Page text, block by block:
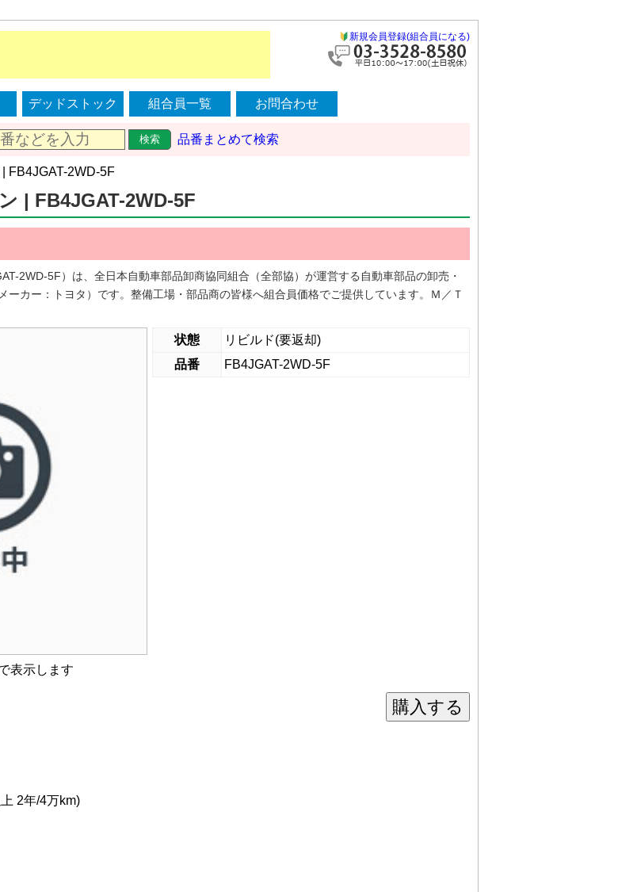
新規会員登録(組合員になる)
デッドストック 組合員一覧 お問合わせ
検索 品番まとめて検索
FB4JGAT-2WD-5F
| FB4JGAT-2WD-5F
2WD-5F）は、全日本自動車部品卸商協同組合（全部協）が運営する自動車部品の卸売・
ーカー：トヨタ）です。整備工場・部品商の皆様へ組合員価格でご提供しています。Ｍ／Ｔ
表示します
状態
リビルド(要返却)
品番
FB4JGAT-2WD-5F
購入する
2年/4万km)